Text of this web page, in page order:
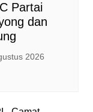
Partai
dan
2026